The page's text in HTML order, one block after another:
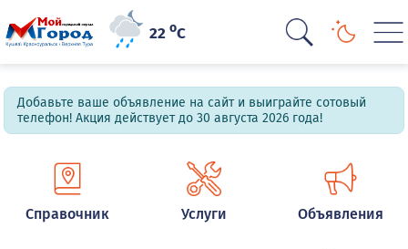
22oC
Добавьте ваше объявление на сайт и выиграйте сотовый
телефон! Акция действует до 30 августа 2026 года!
Справочник Услуги Объявления